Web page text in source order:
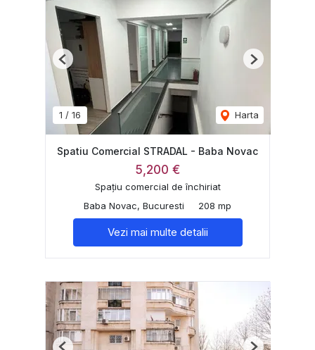
1 / 16 Harta
Previous Next
Spatiu Comercial STRADAL - Baba Novac
5,200 €
Spațiu comercial de închiriat
Baba Novac, Bucuresti
208 mp
Vezi mai multe detalii